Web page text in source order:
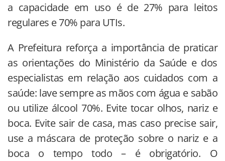
a capacidade em uso é de 27% para leitos
regulares e 70% para UTIs.
A Prefeitura reforça a importância de praticar
as orientações do Ministério da Saúde e dos
especialistas em relação aos cuidados com a
saúde: lave sempre as mãos com água e sabão
ou utilize álcool 70%. Evite tocar olhos, nariz e
boca. Evite sair de casa, mas caso precise sair,
use a máscara de proteção sobre o nariz e a
boca o tempo todo – é obrigatório. O